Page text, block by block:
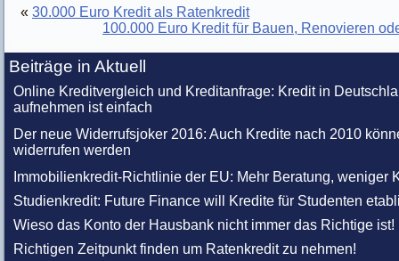
« 30.000 Euro Kredit als Ratenkredit
100.000 Euro Kredit für Bauen, Renovieren
Beiträge in Aktuell
Online Kreditvergleich und Kreditanfrage: Kredit in
aufnehmen ist einfach
Der neue Widerrufsjoker 2016: Auch Kredite nach 2010
widerrufen werden
Immobilienkredit-Richtlinie der EU: Mehr Beratung, weniger
Studienkredit: Future Finance will Kredite für Studenten
Wieso das Konto der Hausbank nicht immer das Richtige ist!
Richtigen Zeitpunkt finden um Ratenkredit zu nehmen!